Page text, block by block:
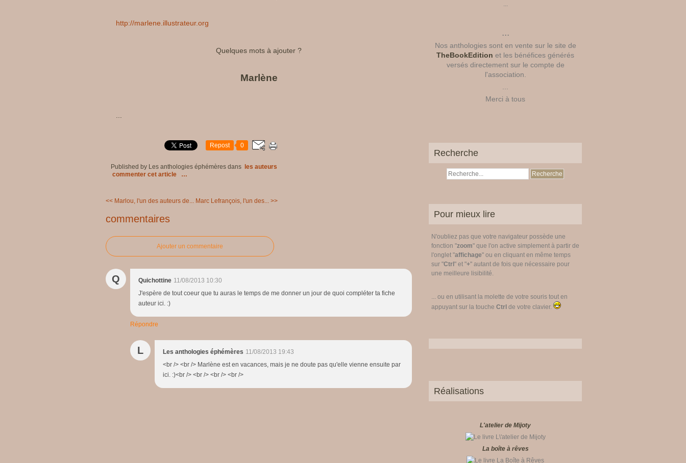
http://marlene.illustrateur.org
Quelques mots à ajouter ?
Marlène
Repost 0
Published by Les anthologies éphémères dans
les auteurs
commenter cet article
…
<< Marlou, l'un des auteurs de... Marc Lefrançois, l'un des... >>
commentaires
Ajouter un commentaire
Q Quichottine 11/08/2013 10:30
J'espère de tout coeur que tu auras le temps de me donner un jour de quoi compléter ta fiche
auteur ici. :)
Répondre
L Les anthologies éphémères 11/08/2013 19:43
<br /> <br /> Marlène est en vacances, mais je ne doute pas qu'elle vienne ensuite par
ici. :)<br /> <br /> <br /> <br />
...
...
Nos anthologies sont en vente sur le site de
TheBookEdition et les bénéfices générés
versés directement sur le compte de
l'association.
Merci à tous
Recherche
Pour mieux lire
N'oubliez pas que votre navigateur possède une
fonction "zoom" que l'on active simplement à partir de
l'onglet "affichage" ou en cliquant en même temps
sur "Ctrl " et "+" autant de fois que nécessaire pour
une meilleure lisibilité.
... ou en utilisant la molette de votre souris tout en
appuyant sur la touche Ctrl de votre clavier.
Réalisations
L'atelier de Mijoty
La boîte à rêves